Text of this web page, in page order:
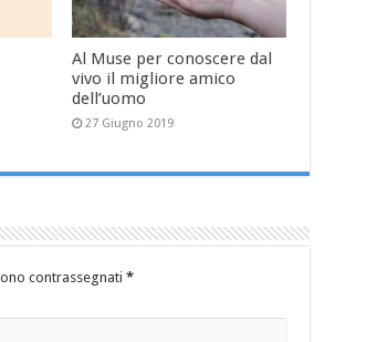
Al Muse per conoscere dal
vivo il migliore amico
dell’uomo
27 Giugno 2019
contrassegnati *